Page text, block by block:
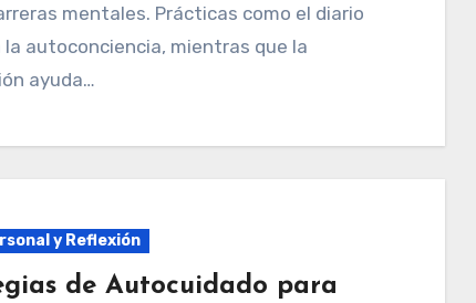
mentales. Prácticas como el diario
autoconciencia, mientras que la
ayuda…
y Reflexión
de Autocuidado para